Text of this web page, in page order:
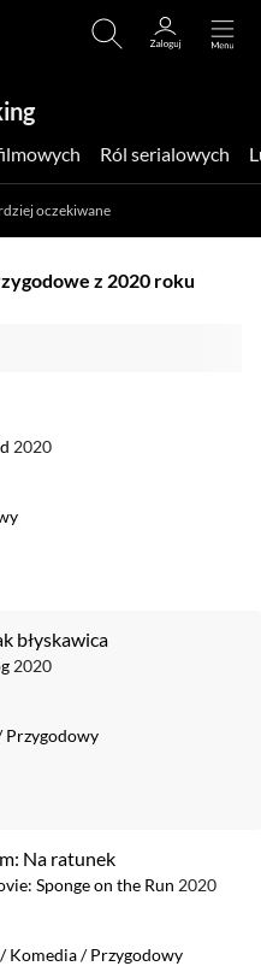
filmowych Ról serialowych
oczekiwane
z 2020 roku
2020
błyskawica
2020
Przygodowy
Na ratunek
Sponge on the Run 2020
/Komedia/Przygodowy